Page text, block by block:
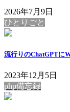
2026年7月9日
ひとりごと
流行りのChatGPTに
2023年12月5日
php備忘録